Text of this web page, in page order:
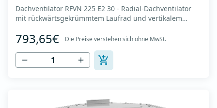
Dachventilator RFVN 225 E2 30 - Radial-Dachventilator
mit rückwärtsgekrümmtem Laufrad und vertikalem
Luftdurchsatz: bis zu 1.720 m3/h - Für Dauerbetrieb mit
Temperaturen bis 120 °C - Luftauslass mit Schutzgitter -
Zur Reinigung und Wartung lässt s...
793,65€ Die Preise verstehen sich ohne MwSt.